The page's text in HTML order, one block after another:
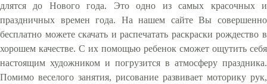
длятся до Нового года. Это одно из самых красочных и
праздничных времен года. На нашем сайте Вы совершенно
бесплатно можете скачать и распечатать раскраски рождество в
хорошем качестве. С их помощью ребенок сможет ощутить себя
настоящим художником и погрузится в атмосферу праздника.
Помимо веселого занятия, рисование развивает моторику рук,